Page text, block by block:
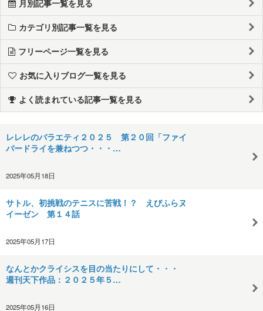
月別記事一覧を見る
カテゴリ別記事一覧を見る
フリーページ一覧を見る
お気に入りブログ一覧を見る
よく読まれている記事一覧を見る
レレレのバラエティ２０２５ 第２０回「ファイ
バードライを兼ねつつ・・・…
2025年05月18日
サトル、初挑戦のテニスに苦戦！？ えびふらヌ
イーゼン 第１４話
2025年05月17日
なんとかクライシスを目の当たりにして・・・
週刊天下作品：２０２５年５…
2025年05月16日